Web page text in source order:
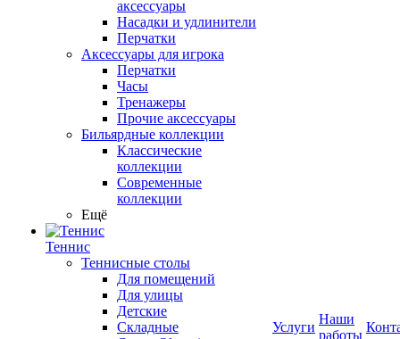
аксессуары
Насадки и удлинители
Перчатки
Аксессуары для игрока
Перчатки
Часы
Тренажеры
Прочие аксессуары
Бильярдные коллекции
Классические
коллекции
Современные
коллекции
Ещё
Теннис
Теннисные столы
Для помещений
Для улицы
Детские
Складные
Услуги
Наши
работы